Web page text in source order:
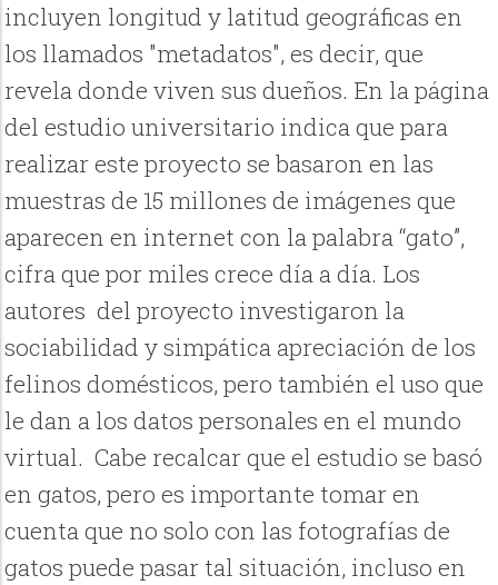
incluyen longitud y latitud geográficas en
los llamados "metadatos", es decir, que
revela donde viven sus dueños. En la página
del estudio universitario indica que para
realizar este proyecto se basaron en las
muestras de 15 millones de imágenes que
aparecen en internet con la palabra “gato”,
cifra que por miles crece día a día. Los
autores del proyecto investigaron la
sociabilidad y simpática apreciación de los
felinos domésticos, pero también el uso que
le dan a los datos personales en el mundo
virtual. Cabe recalcar que el estudio se basó
en gatos, pero es importante tomar en
cuenta que no solo con las fotografías de
gatos puede pasar tal situación, incluso en